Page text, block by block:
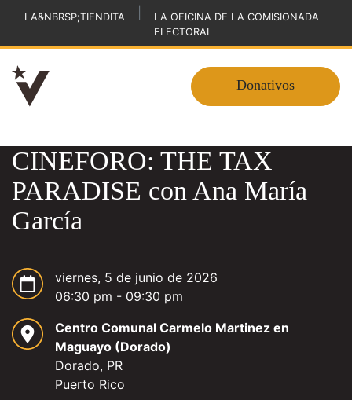
LA&NBRSP;TIENDITA
LA OFICINA DE LA COMISIONADA
ELECTORAL
Donativos
CINEFORO: THE TAX
PARADISE con Ana María
García
viernes, 5 de junio de 2026
06:30 pm - 09:30 pm
Centro Comunal Carmelo Martinez en
Maguayo (Dorado)
Dorado, PR
Puerto Rico